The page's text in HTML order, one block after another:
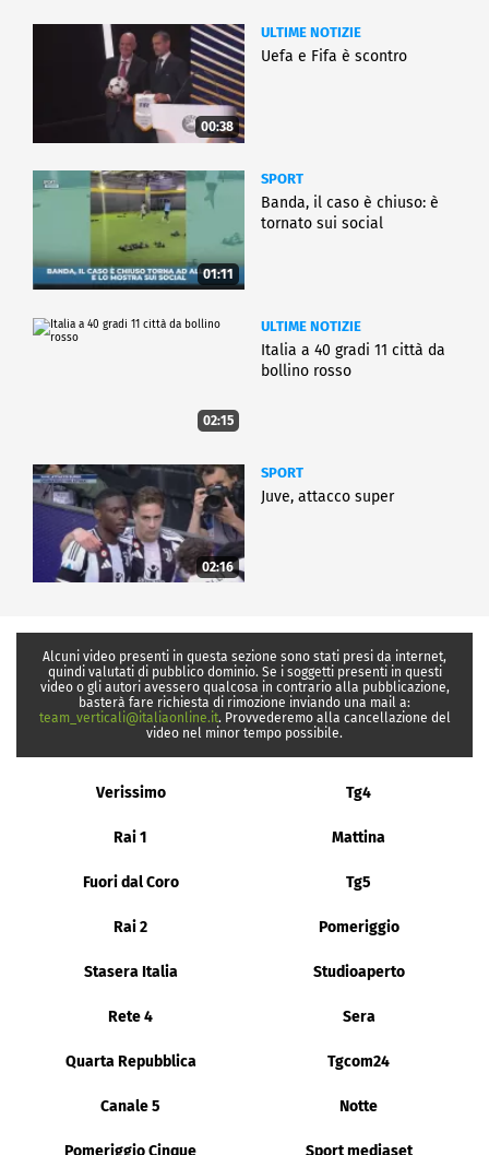
00:38
ULTIME NOTIZIE
Uefa e Fifa è scontro
01:11
SPORT
Banda, il caso è chiuso: è
tornato sui social
02:15
ULTIME NOTIZIE
Italia a 40 gradi 11 città da
bollino rosso
02:16
SPORT
Juve, attacco super
Alcuni video presenti in questa sezione sono stati presi da internet,
quindi valutati di pubblico dominio. Se i soggetti presenti in questi
video o gli autori avessero qualcosa in contrario alla pubblicazione,
basterà fare richiesta di rimozione inviando una mail a:
team_verticali@italiaonline.it. Provvederemo alla cancellazione del
video nel minor tempo possibile.
Verissimo Tg4
Rai 1 Mattina
Fuori dal Coro Tg5
Rai 2 Pomeriggio
Stasera Italia Studioaperto
Rete 4 Sera
Quarta Repubblica Tgcom24
Canale 5 Notte
Pomeriggio Cinque Sport mediaset